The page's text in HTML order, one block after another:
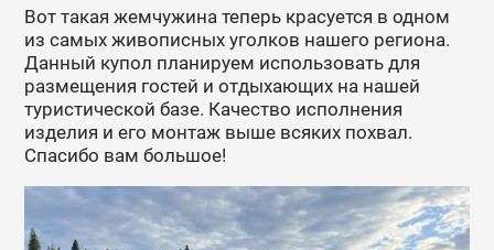
Вот такая жемчужина теперь красуется в одном
из самых живописных уголков нашего региона.
Данный купол планируем использовать для
размещения гостей и отдыхающих на нашей
туристической базе. Качество исполнения
изделия и его монтаж выше всяких похвал.
Спасибо вам большое!